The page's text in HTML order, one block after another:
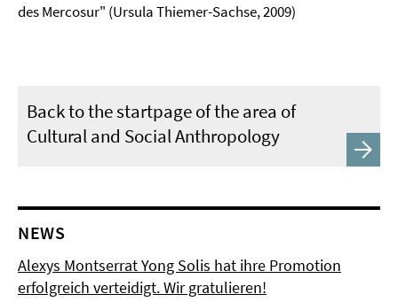
des Mercosur" (Ursula Thiemer-Sachse, 2009)
Back to the startpage of the area of
Cultural and Social Anthropology
NEWS
Alexys Montserrat Yong Solis hat ihre Promotion
erfolgreich verteidigt. Wir gratulieren!